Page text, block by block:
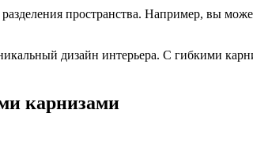
пространства. Например, вы
дизайн интерьера. С гибкими
карнизами